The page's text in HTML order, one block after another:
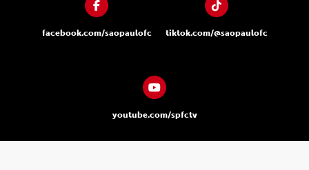
facebook.com/saopaulofc tiktok.com/@saopaulofc
youtube.com/spfctv